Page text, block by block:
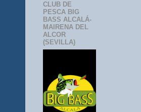
CLUB DE
PESCA BIG
BASS ALCALÁ-
MAIRENA DEL
ALCOR
(SEVILLA)